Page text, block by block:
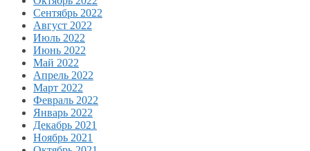
Сентябрь 2022
Август 2022
Июль 2022
Июнь 2022
Май 2022
Апрель 2022
Март 2022
Февраль 2022
Январь 2022
Декабрь 2021
Ноябрь 2021